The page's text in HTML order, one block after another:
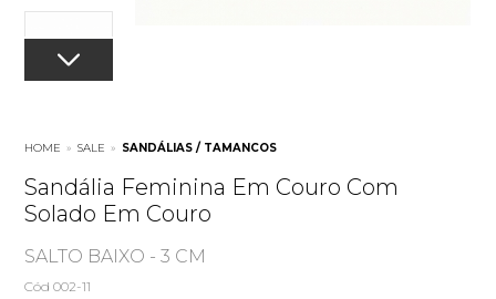
HOME » SALE » SANDÁLIAS / TAMANCOS
Sandália Feminina Em Couro Com
Solado Em Couro
SALTO BAIXO - 3 CM
Cód 002-11